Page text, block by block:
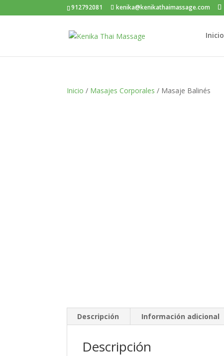
912792081 kenika@kenikathaimassage.com
Inicio
Inicio / Masajes Corporales / Masaje Balinés
Descripción Información adicional
Descripción